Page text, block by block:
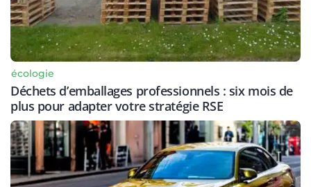
écologie
Déchets d’emballages professionnels : six mois de
plus pour adapter votre stratégie RSE